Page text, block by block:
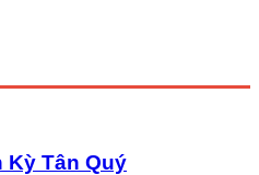
Kỳ Tân Quý